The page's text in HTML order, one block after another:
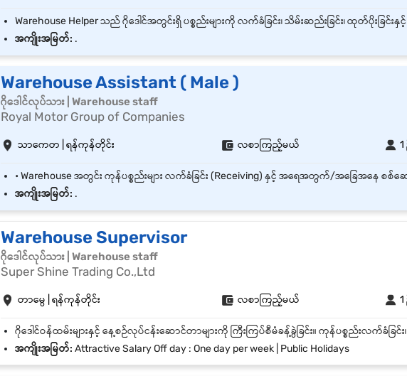
အကျိုးအမြတ်: .
Warehouse Assistant ( Male )
ဂိုဒေါင်လုပ်သား | Warehouse staff
Royal Motor Group of Companies
သာကေတ | ရန်ကုန်တိုင်း လစာကြည့်မယ် 1
အကျိုးအမြတ်: .
Warehouse Supervisor
ဂိုဒေါင်လုပ်သား | Warehouse staff
Super Shine Trading Co.,Ltd
တာမွေ | ရန်ကုန်တိုင်း လစာကြည့်မယ် 1
အကျိုးအမြတ်: Attractive Salary Off day : One day per week | Public Holidays